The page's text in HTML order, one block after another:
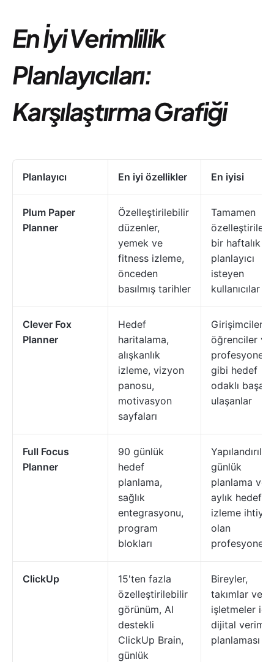
En İyi Verimlilik
Planlayıcıları:
Karşılaştırma Grafiği
Planlayıcı En iyi özellikler En iyisi
Plum Paper
Planner
Özelleştirilebilir
düzenler,
yemek ve
fitness izleme,
önceden
basılmış tarihler
Tamamen
bir haftalık
planlayıcı
isteyen
kullanıcılar
Clever Fox
Planner
Hedef
haritalama,
alışkanlık
izleme, vizyon
panosu,
motivasyon
sayfaları
Girişimciler,
öğrenciler ve
gibi hedef
odaklı
ulaşanlar
Full Focus
Planner
90 günlük
hedef
planlama,
sağlık
entegrasyonu,
program
blokları
günlük
planlama ve
aylık hedef
izleme
olan
ClickUp
15'ten fazla
özelleştirilebilir
görünüm, AI
destekli
ClickUp Brain,
günlük
Bireyler,
takımlar ve
işletmeler için
dijital
planlaması